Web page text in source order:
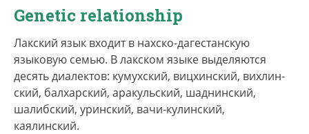
городах. В России численность лакцев
составляет 178,6 тыс. чел. (2010, перепись), из
них в Дагестане – 161,3 тыс. чел., в
Ставропольском крае – 2,6 тыс. чел., Кабардино-
Балкарии – 1,5 тыс. чел., Москве – 2,2 тыс. чел.
Живут также в Узбекистане (3,9 тыс. чел.),
Туркмении (3,8 тыс. чел.), Таджикистане (1,8 тыс.
чел.), Азербайджане (1,2 тыс. чел.) и др. Общая
Genetic relationship
Лакский язык входит в нахско-дагестанскую
языковую семью. В лакском языке вы­де­ля­ются
десять диа­лек­тов: ку­мух­ский, виц­хин­ский, вих­лин­
ский, бал­хар­ский, ара­куль­ский, шад­нин­ский,
шалибский, уринский, вачи-кулинский,
каялинский.